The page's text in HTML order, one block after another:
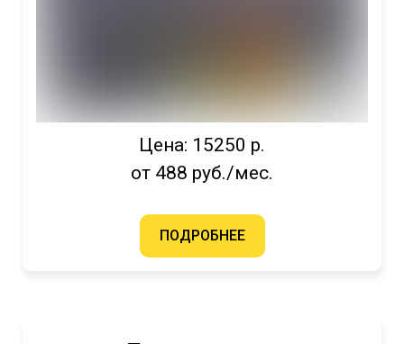
Цена: 15250 р.
от 488 руб./мес.
ПОДРОБНЕЕ